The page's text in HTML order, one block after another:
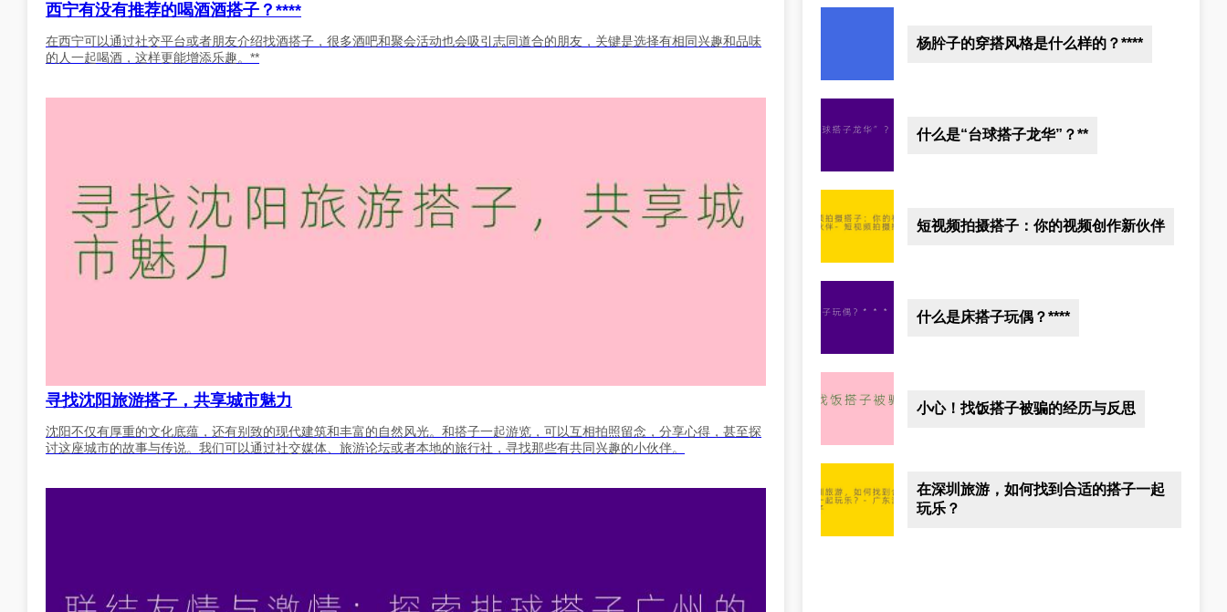
西宁有没有推荐的喝酒酒搭子？****
在西宁可以通过社交平台或者朋友介绍找酒搭子，很多酒吧和聚会活动也会吸引志同道合的朋友，关键是选择有相同兴趣和品味
的人一起喝酒，这样更能增添乐趣。**
寻找沈阳旅游搭子，共享城市魅力
沈阳不仅有厚重的文化底蕴，还有别致的现代建筑和丰富的自然风光。和搭子一起游览，可以互相拍照留念，分享心得，甚至探
讨这座城市的故事与传说。我们可以通过社交媒体、旅游论坛或者本地的旅行社，寻找那些有共同兴趣的小伙伴。
杨肸子的穿搭风格是什么样的？****
什么是“台球搭子龙华”？**
短视频拍摄搭子：你的视频创作新伙伴
什么是床搭子玩偶？****
小心！找饭搭子被骗的经历与反思
在深圳旅游，如何找到合适的搭子一起
玩乐？